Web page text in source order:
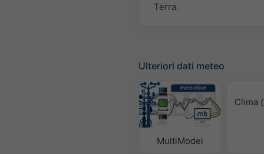
Terra.
Ulteriori dati meteo
MultiModel
Clima